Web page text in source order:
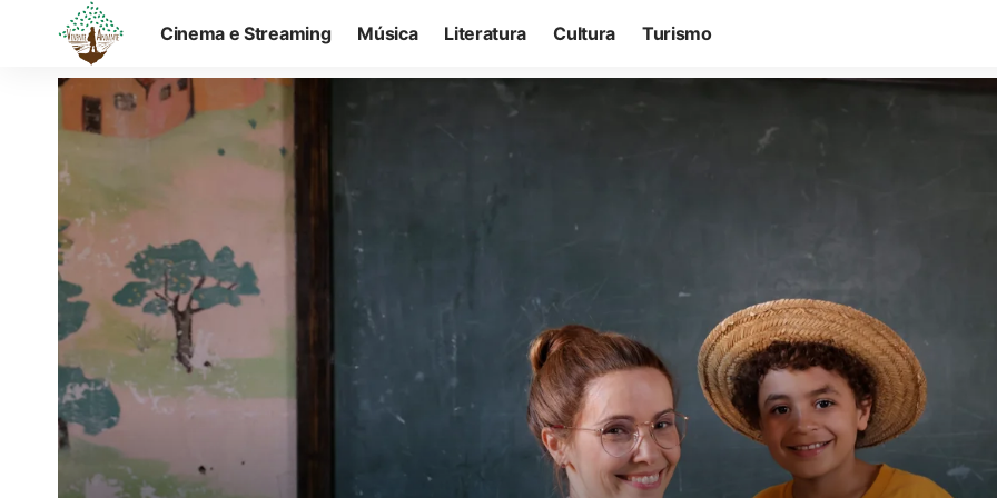
Cinema e Streaming Música Literatura Cultura Turismo